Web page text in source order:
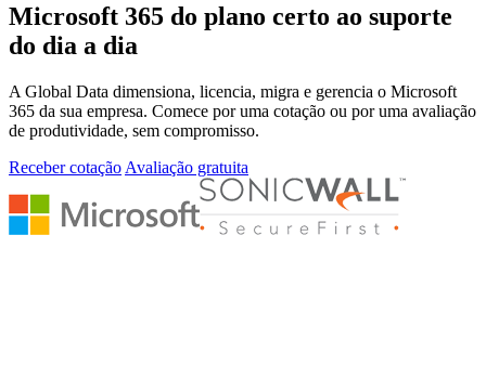
Microsoft 365 do plano certo ao suporte
do dia a dia
A Global Data dimensiona, licencia, migra e gerencia o Microsoft
365 da sua empresa. Comece por uma cotação ou por uma avaliação
de produtividade, sem compromisso.
Receber cotação Avaliação gratuita